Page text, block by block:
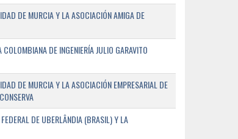
DE MURCIA Y LA ASOCIACIÓN AMIGA DE
DE INGENIERÍA JULIO GARAVITO
DE MURCIA Y LA ASOCIACIÓN EMPRESARIAL DE
DE UBERLÂNDIA (BRASIL) Y LA